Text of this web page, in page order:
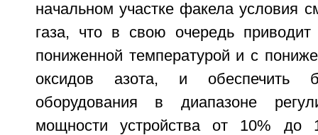
начальном участке факела условия
газа, что в свою очередь
пониженной температурой и с
оксидов азота, и обеспечить
оборудования в диапазоне
мощности устройства от 10% до